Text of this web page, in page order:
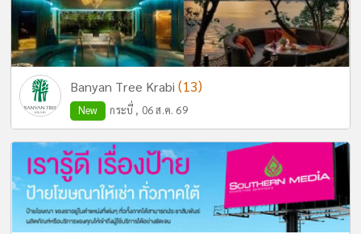
Banyan Tree Krabi(13)
New กระบี่ , 06 ส.ค. 69